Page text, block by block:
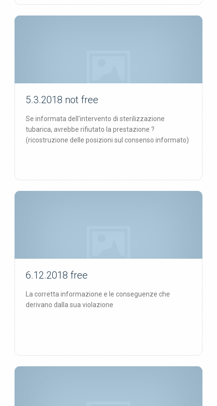
not free
5.3.2018 not free
Se informata dell'intervento di sterilizzazione
tubarica, avrebbe rifiutato la prestazione ?
(ricostruzione delle posizioni sul consenso informato)
free
6.12.2018 free
La corretta informazione e le conseguenze che
derivano dalla sua violazione